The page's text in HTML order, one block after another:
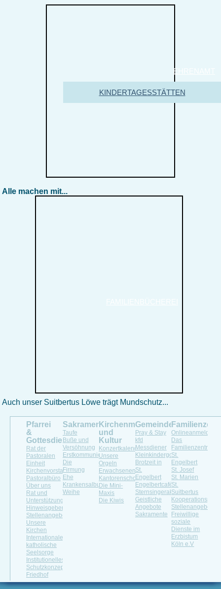
EHRENAMT
KINDERTAGESSTÄTTEN
Alle machen mit...
Auch unser Suitbertus Löwe trägt Mundschutz...
Pfarrei
&
Gottesdienste
Rat der
Pastoralen
Einheit
Kirchenvorstand
Pastoralbüro
Über uns
Rat und
Unterstützung
Hinweisgeberportal
Stellenangebot
Unsere
Kirchen
Internationale
katholische
Seelsorge
Institutionelles
Schutzkonzept
Friedhof
Sakramente
Taufe
Buße und
Versöhnung
Erstkommunion
Die
Firmung
Ehe
Krankensalbung
Weihe
Kirchenmusik
und
Kultur
Konzertkalender
Unsere
Orgeln
Erwachsenenchöre
Kantorenschola
Die Mini-
Maxis
Die Kiwis
Gemeindeleben
Pray & Stay
kfd
Messdiener
Kleinkindergottesdienst
Brotzeit in
St.
Engelbert
Engelbertcafé
Sternsingeraktion
Geistliche
Angebote
Sakramente
Onlineanmeldung
Das
Familienzentrum
St.
Engelbert
St. Josef
St. Marien
St.
Suitbertus
Stellenangebote
Freiwillige
soziale
Dienste im
Erzbistum
Köln e.V